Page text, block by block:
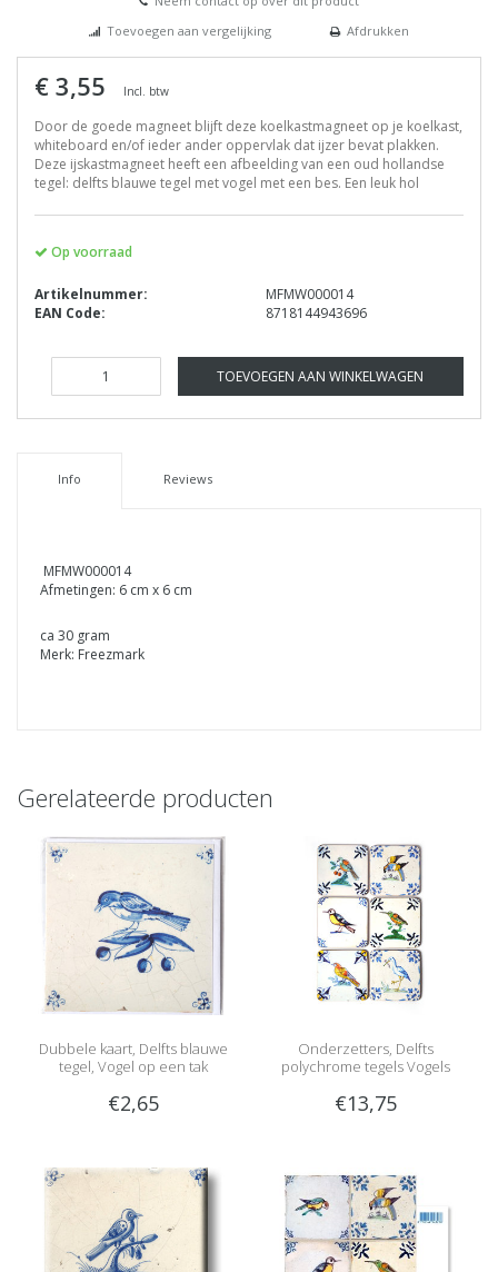
Toevoegen aan vergelijking
Afdrukken
€ 3,55 Incl. btw
Door de goede magneet blijft deze koelkastmagneet op je koelkast,
whiteboard en/of ieder ander oppervlak dat ijzer bevat plakken.
Deze ijskastmagneet heeft een afbeelding van een oud hollandse
tegel: delfts blauwe tegel met vogel met een bes. Een leuk hol
Op voorraad
Artikelnummer:
MFMW000014
EAN Code:
8718144943696
TOEVOEGEN AAN WINKELWAGEN
Info Reviews
MFMW000014
Afmetingen: 6 cm x 6 cm
ca 30 gram
Merk: Freezmark
Gerelateerde producten
Dubbele kaart, Delfts blauwe
tegel, Vogel op een tak
€2,65
Onderzetters, Delfts
polychrome tegels Vogels
€13,75